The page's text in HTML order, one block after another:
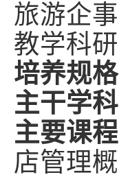
旅游企
教学科
培养规格
主干学科
主要课程
店管理